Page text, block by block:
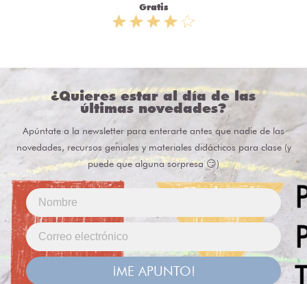
Gratis
¿Quieres estar al día de las
últimas novedades?
Apúntate a la newsletter para enterarte antes que nadie de las
novedades, recursos geniales y materiales didácticos para clase (y
puede que alguna sorpresa 😏)
¡ME APUNTO!